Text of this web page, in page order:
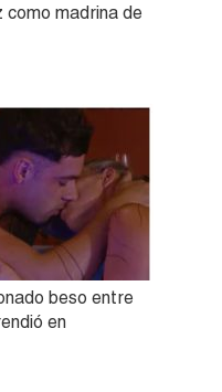
como madrina de
beso entre
en